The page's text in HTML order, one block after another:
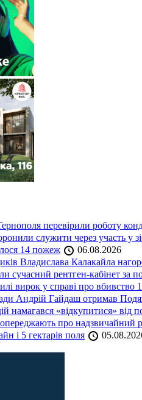
перевірили роботу
служити через участь у
14 пожеж
06.08.2026
Владислава Калакайла
сучасний рентген-кабінет за
вирок у справі про вбивство
Андрій Гайдаш отримав
намагався «відкупитися» від
про надзвичайний
і 5 гектарів поля